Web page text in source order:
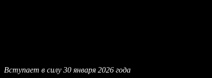
Вступает в силу 30 января 2026 года